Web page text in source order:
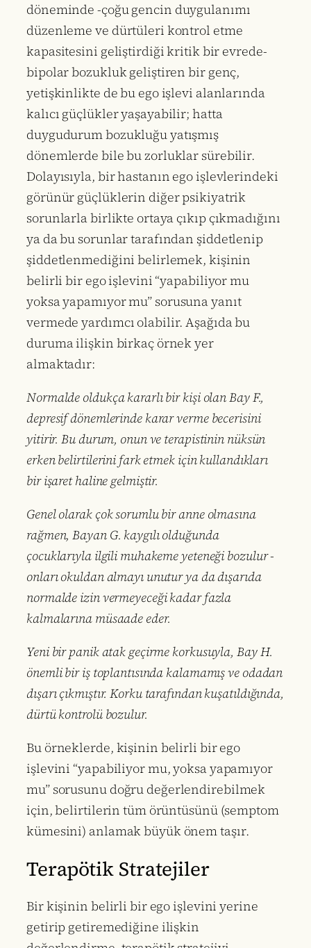
döneminde -çoğu gencin duygulanımı
düzenleme ve dürtüleri kontrol etme
kapasitesini geliştirdiği kritik bir evrede-
bipolar bozukluk geliştiren bir genç,
yetişkinlikte de bu ego işlevi alanlarında
kalıcı güçlükler yaşayabilir; hatta
duygudurum bozukluğu yatışmış
dönemlerde bile bu zorluklar sürebilir.
Dolayısıyla, bir hastanın ego işlevlerindeki
görünür güçlüklerin diğer psikiyatrik
sorunlarla birlikte ortaya çıkıp çıkmadığını
ya da bu sorunlar tarafından şiddetlenip
şiddetlenmediğini belirlemek, kişinin
belirli bir ego işlevini “yapabiliyor mu
yoksa yapamıyor mu” sorusuna yanıt
vermede yardımcı olabilir. Aşağıda bu
duruma ilişkin birkaç örnek yer
almaktadır:
Normalde oldukça kararlı bir kişi olan Bay F.,
depresif dönemlerinde karar verme becerisini
yitirir. Bu durum, onun ve terapistinin nüksün
erken belirtilerini fark etmek için kullandıkları
bir işaret haline gelmiştir.
Genel olarak çok sorumlu bir anne olmasına
rağmen, Bayan G. kaygılı olduğunda
çocuklarıyla ilgili muhakeme yeteneği bozulur -
onları okuldan almayı unutur ya da dışarıda
normalde izin vermeyeceği kadar fazla
kalmalarına müsaade eder.
Yeni bir panik atak geçirme korkusuyla, Bay H.
önemli bir iş toplantısında kalamamış ve odadan
dışarı çıkmıştır. Korku tarafından kuşatıldığında,
dürtü kontrolü bozulur.
Bu örneklerde, kişinin belirli bir ego
işlevini “yapabiliyor mu, yoksa yapamıyor
mu” sorusunu doğru değerlendirebilmek
için, belirtilerin tüm örüntüsünü (semptom
kümesini) anlamak büyük önem taşır.
Terapötik Stratejiler
Bir kişinin belirli bir ego işlevini yerine
getirip getiremediğine ilişkin